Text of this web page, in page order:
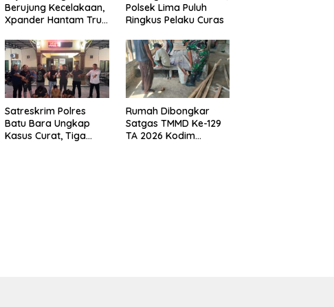
Berujung Kecelakaan,
Xpander Hantam Truk
Jalan
Polsek Lima Puluh
Ringkus Pelaku Curas
Satreskrim Polres
Batu Bara Ungkap
Kasus Curat, Tiga
Rumah Dibongkar
Satgas TMMD Ke-129
TA 2026 Kodim